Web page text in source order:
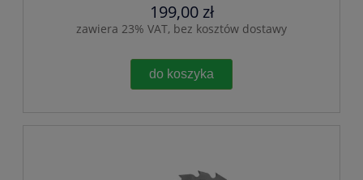
199,00 zł
zawiera 23% VAT, bez kosztów dostawy
do koszyka